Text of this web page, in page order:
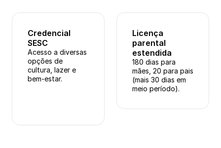
Credencial
SESC
Acesso a diversas
opções de
cultura, lazer e
bem-estar.
Licença
parental
estendida
180 dias para
mães, 20 para pais
(mais 30 dias em
meio período).